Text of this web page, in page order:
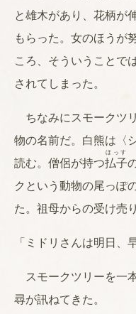
と雄木があり、花柄が
もらった。女のほうが
ころ、そういうことで
されてしまった。
ちなみにスモークツ
物の名前だ。白熊は〈
読む。僧侶が持つ払子
ほっす
クという動物の尾っぽ
た。祖母からの受け売
「ミドリさんは明日、
スモークツリーを一
尋が訊ねてきた。